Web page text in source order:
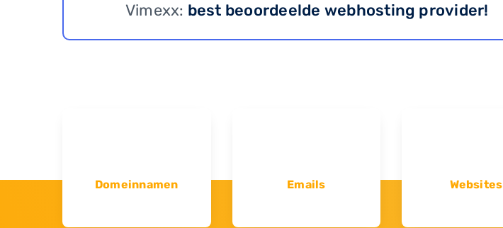
Vimexx: best beoordeelde webhosting provider!
Domeinnamen Emails
Websites